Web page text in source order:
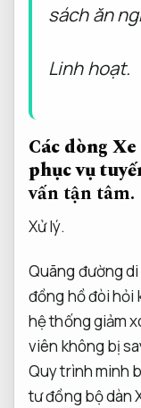
sách ăn
Linh hoạt.
Các dòng
phục vụ
vấn tận tâm.
Xử lý.
Quãng đường
đồng hồ đòi hỏi
hệ thống giảm
viên không bị
Quy trình minh
tư đồng bộ dàn